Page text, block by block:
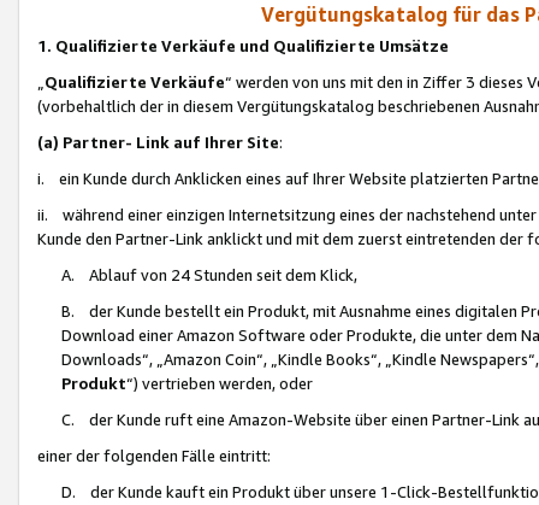
Vergütungskatalog für das
1. Qualifizierte Verkäufe und Qualifizierte Umsätze
Qualifizierte Verkäufe“ werden von uns mit den in Ziffer 3
(vorbehaltlich der in diesem Vergütungskatalog beschriebenen
(a) Partner- Link auf Ihrer Site:
i. ein Kunde durch Anklicken eines auf Ihrer Website platzierten
ii. während einer einzigen Internetsitzung eines der nachstehend
Kunde den Partner-Link anklickt und mit dem zuerst eintretenden der
A. Ablauf von 24 Stunden seit dem Klick,
B. der Kunde bestellt ein Produkt, mit Ausnahme eines digitalen
Download einer Amazon Software oder Produkte, die unter dem
Downloads“, „Amazon Coin“, „Kindle Books“, „Kindle
Produkt“) vertrieben werden, oder
C. der Kunde ruft eine Amazon-Website über einen Partner-Link
einer der folgenden Fälle eintritt:
D. der Kunde kauft ein Produkt über unsere 1-Click-